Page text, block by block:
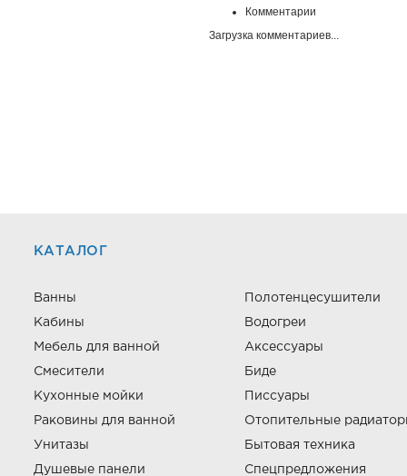
Комментарии
Загрузка комментариев...
КАТАЛОГ
Ванны
Кабины
Мебель для ванной
Смесители
Кухонные мойки
Раковины для ванной
Унитазы
Душевые панели
Полотенцесушители
Водогреи
Аксессуары
Биде
Писсуары
Отопительные
Бытовая техника
Спецпредложения